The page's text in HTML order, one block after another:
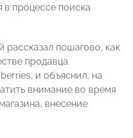
в процессе поиска
пошагово, как
продавца
и объяснил, на
внимание во время
внесение